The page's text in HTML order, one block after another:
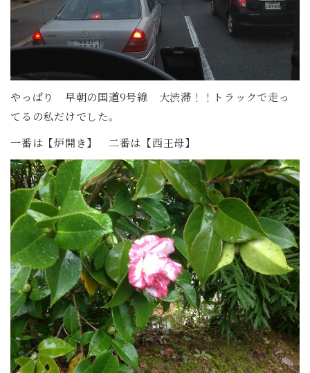
やっぱり 早朝の国道9号線 大渋滞！！トラックで走っ
てるの私だけでした。
一番は【炉開き】 二番は【西王母】